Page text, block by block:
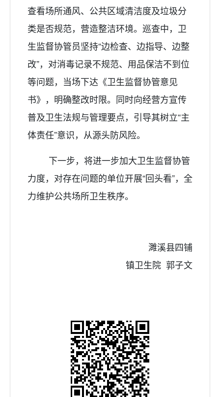
查看场所通风、公共区域清洁度及垃圾分
类是否规范，营造整洁环境。巡查中，卫
生监督协管员坚持“边检查、边指导、边整
改”，对消毒记录不规范、用品保洁不到位
等问题，当场下达《卫生监督协管意见
书》，明确整改时限。同时向经营方宣传
普及卫生法规与管理要点，引导其树立“主
体责任”意识，从源头防风险。
下一步，将进一步加大卫生监督协管
力度，对存在问题的单位开展“回头看”，全
力维护公共场所卫生秩序。
濉溪县四铺
镇卫生院 郭子文